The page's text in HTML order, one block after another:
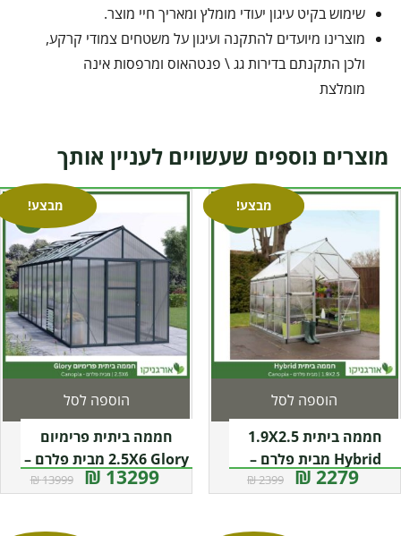
שימוש בקיט עיגון יעודי מומלץ ומאריך חיי מוצר.
מוצרינו מיועדים להתקנה ועיגון על משטחים צמודי קרקע,
ולכן התקנתם בדירות גג \ פנטהאוס ומרפסות אינה
מומלצת
מוצרים נוספים שעשויים לעניין אותך
מבצע!
חממה ביתית 1.9X2.5
Hybrid מבית פלרם –
Canopia
2279 ₪
2399 ₪
הוספה לסל
מבצע!
חממה ביתית פרימיום
2.5X6 Glory מבית פלרם –
קנופיה13299 ₪
13999 ₪
הוספה לסל